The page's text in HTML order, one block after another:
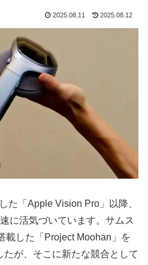
2025.08.11 2025.08.12
た「Apple Vision Pro」以降、
に活気づいています。サムス
載した「Project Moohan」を
が、そこに新たな競合として